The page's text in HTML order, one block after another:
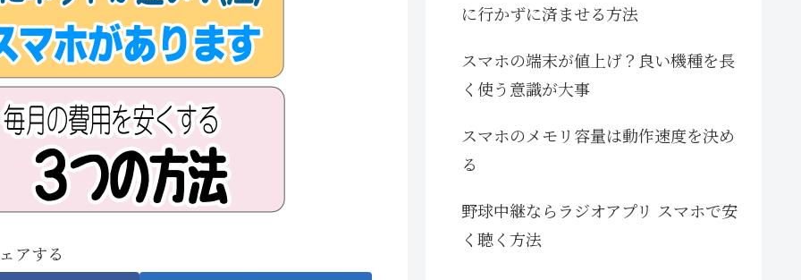
アする
に行かずに済ませる方法
スマホの端末が値上げ？良い機種を長
く使う意識が大事
スマホのメモリ容量は動作速度を決め
る
野球中継ならラジオアプリ スマホで安
く聴く方法